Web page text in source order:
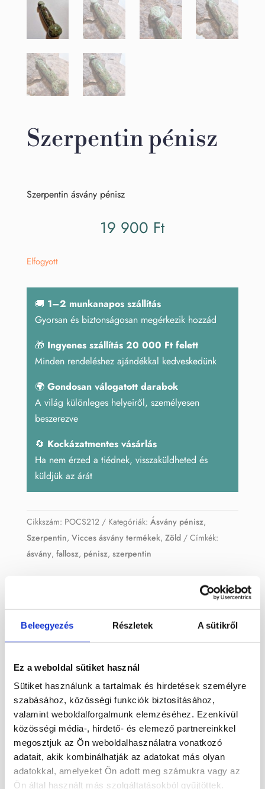
Beleegyezés Részletek A sütikről
Ez a weboldal sütiket használ
Sütiket használunk a tartalmak és hirdetések személyre
szabásához, közösségi funkciók biztosításához,
valamint weboldalforgalmunk elemzéséhez. Ezenkívül
közösségi média-, hirdető- és elemező partnereinkkel
megosztjuk az Ön weboldalhasználatra vonatkozó
adatait, akik kombinálhatják az adatokat más olyan
adatokkal, amelyeket Ön adott meg számukra vagy az
Ön által használt más szolgáltatásokból gyűjtöttek.
Szerpentin pénisz
Szerpentin ásvány pénisz
19 900 Ft
Elfogyott
🚚 1–2 munkanapos szállítás
Gyorsan és biztonságosan megérkezik hozzád
🎁 Ingyenes szállítás 20 000 Ft felett
Minden rendeléshez ajándékkal kedveskedünk
🌍 Gondosan válogatott darabok
A világ különleges helyeiről, személyesen
beszerezve
🔄 Kockázatmentes vásárlás
Ha nem érzed a tiédnek, visszaküldheted és
küldjük az árát
Cikkszám: POCS212 Kategóriák: Ásvány pénisz,
Szerpentin, Vicces ásvány termékek, Zöld
Címkék:
ásvány, fallosz, pénisz, szerpentin
Leírás
Szerpentin ásványból készített nagy pénisz
Mérete: 20,5 cm
Súlya: 780 g
Kapcsolódó termékek